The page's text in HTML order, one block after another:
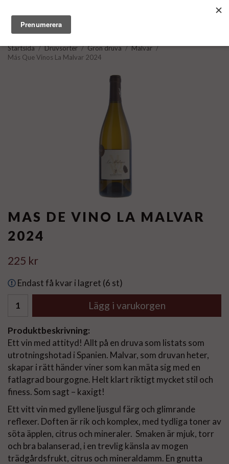
Startsida / Druvsorter / Grön druva / Malvar /
Más Que Vinos La Malvar 2024
MAS DE VINO LA MALVAR
2024
225 kr
Endast få kvar i lagret (6 st)
Lägg i varukorgen
Produktbeskrivning:
Ett vin med attityd! Allt på en druva som listats som
utrotningshotad i Spanien. Malvar, som druvan heter,
skapar i rätt händer viner som kan mäta sig med en
fatlagrad bourgogne. Helt klart riktigt mycket stil och
finess. Som sagt – kaxigt!
Ett vitt vin med gyllene ljusgul färg och glimrande
reflexer. Doften är rik och komplex, med tydliga toner av
söta äpplen, citrus och mineraler. Smaken är mjuk, torr
och bra balanserad, i en trevlig känsla av mogen
trädgårdsfrukt, citrus och mineraldamm. En gnutta